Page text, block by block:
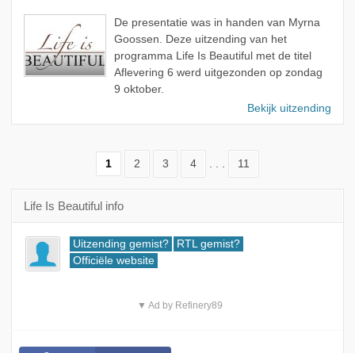
De presentatie was in handen van Myrna
Goossen. Deze uitzending van het
programma Life Is Beautiful met de titel
Aflevering 6 werd uitgezonden op zondag
9 oktober.
Bekijk uitzending
1 2 3 4 . . . 11
Life Is Beautiful info
Uitzending gemist?
RTL gemist?
Officiële website
▼ Ad by Refinery89